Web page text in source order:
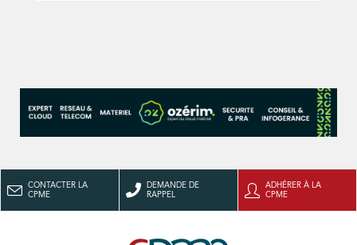
CONTACTER LA
CPME
DEMANDE DE
RAPPEL
ADHÉRER À LA
CPME